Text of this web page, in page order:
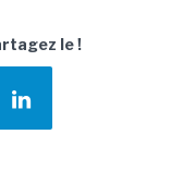
le !